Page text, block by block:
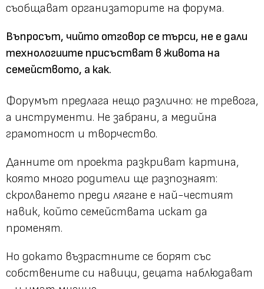
съобщават организаторите на форума.
Въпросът, чийто отговор се търси, не е дали
технологиите присъстват в живота на
семейството, а как.
Форумът предлага нещо различно: не тревога,
а инструменти. Не забрани, а медийна
грамотност и творчество.
Данните от проекта разкриват картина,
която много родители ще разпознаят:
скролването преди лягане е най-честият
навик, който семействата искат да
променят.
Но докато възрастните се борят със
собствените си навици, децата наблюдават